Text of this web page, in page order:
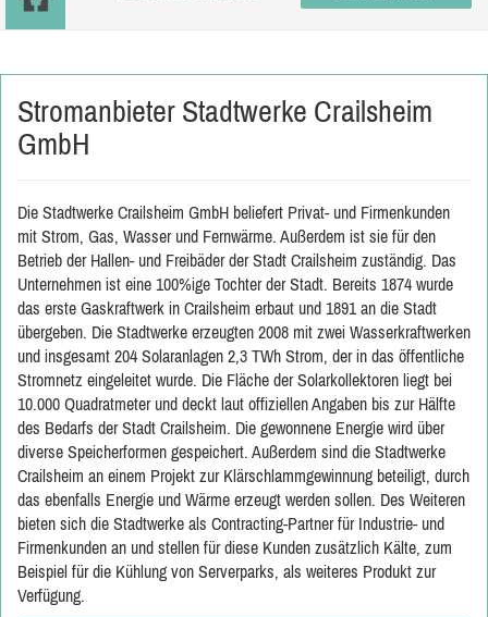
Stromanbieter Stadtwerke Crailsheim
GmbH
Die Stadtwerke Crailsheim GmbH beliefert Privat- und Firmenkunden
mit Strom, Gas, Wasser und Fernwärme. Außerdem ist sie für den
Betrieb der Hallen- und Freibäder der Stadt Crailsheim zuständig. Das
Unternehmen ist eine 100%ige Tochter der Stadt. Bereits 1874 wurde
das erste Gaskraftwerk in Crailsheim erbaut und 1891 an die Stadt
übergeben. Die Stadtwerke erzeugten 2008 mit zwei Wasserkraftwerken
und insgesamt 204 Solaranlagen 2,3 TWh Strom, der in das öffentliche
Stromnetz eingeleitet wurde. Die Fläche der Solarkollektoren liegt bei
10.000 Quadratmeter und deckt laut offiziellen Angaben bis zur Hälfte
des Bedarfs der Stadt Crailsheim. Die gewonnene Energie wird über
diverse Speicherformen gespeichert. Außerdem sind die Stadtwerke
Crailsheim an einem Projekt zur Klärschlammgewinnung beteiligt, durch
das ebenfalls Energie und Wärme erzeugt werden sollen. Des Weiteren
bieten sich die Stadtwerke als Contracting-Partner für Industrie- und
Firmenkunden an und stellen für diese Kunden zusätzlich Kälte, zum
Beispiel für die Kühlung von Serverparks, als weiteres Produkt zur
Verfügung.